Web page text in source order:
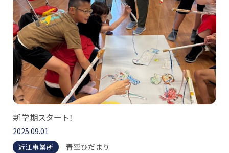
新学期スタート！
2025.09.01
近江事業所 青空ひだまり